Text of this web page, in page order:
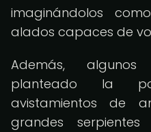
imaginándolos
alados capaces de
Además, algunos
planteado la
avistamientos de
grandes